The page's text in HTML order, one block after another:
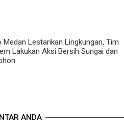
Medan Lestarikan Lingkungan, Tim
Lakukan Aksi Bersih Sungai dan
ANDA